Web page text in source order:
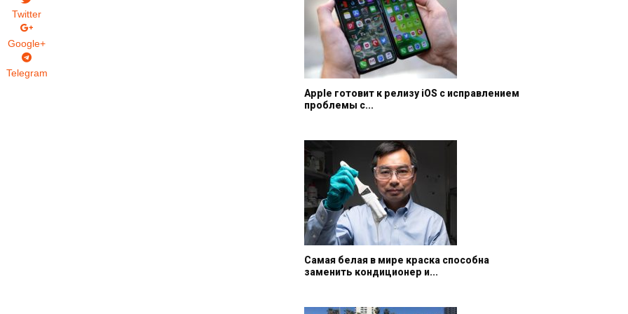
Twitter
Google+
Telegram
Apple готовит к релизу iOS с исправлением
проблемы с...
Самая белая в мире краска способна
заменить кондиционер и...